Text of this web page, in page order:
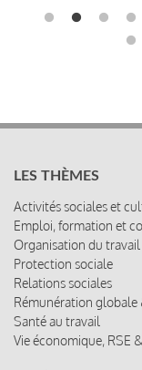
LES THÈMES
Activités sociales et
Emploi, formation et
Organisation du travail
Protection sociale
Relations sociales
Rémunération globale
Santé au travail
Vie économique, RSE